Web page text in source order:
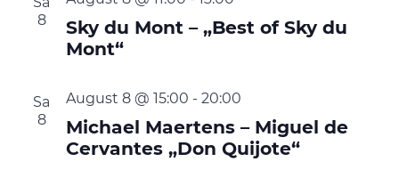
8
Sky du Mont – „Best of Sky du
Mont“
Sa
8
Michael Maertens – Miguel de
Cervantes „Don Quijote“
August 8 @ 15:00 - 20:00